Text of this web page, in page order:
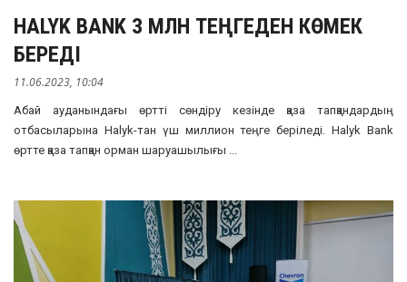
HALYK BANK 3 МЛН ТЕҢГЕДЕН КӨМЕК
БЕРЕДІ
11.06.2023, 10:04
Абай ауданындағы өртті сөндіру кезінде қаза тапқандардың
отбасыларына Halyk-тан үш миллион теңге беріледі. Halyk Bank
өртте қаза тапқан орман шаруашылығы ...